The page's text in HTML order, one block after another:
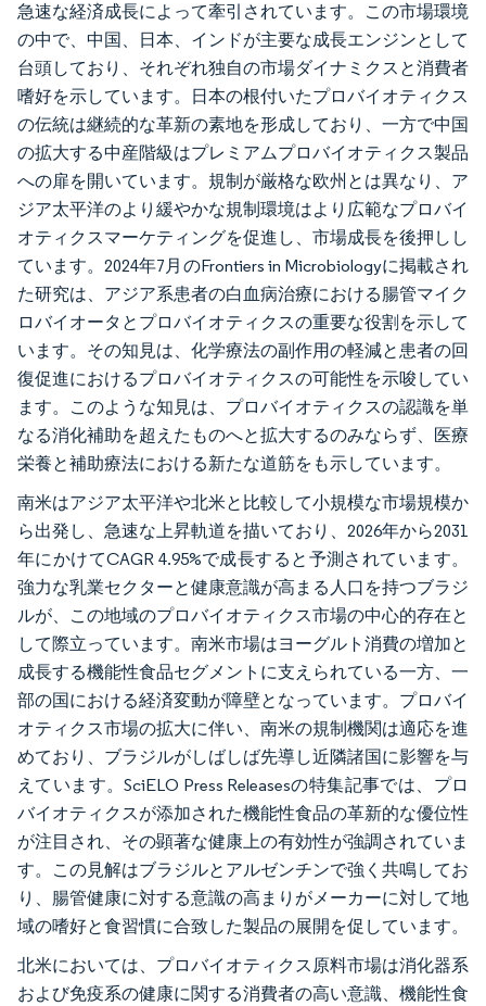
急速な経済成長によって牽引されています。この市場環境
の中で、中国、日本、インドが主要な成長エンジンとして
台頭しており、それぞれ独自の市場ダイナミクスと消費者
嗜好を示しています。日本の根付いたプロバイオティクス
の伝統は継続的な革新の素地を形成しており、一方で中国
の拡大する中産階級はプレミアムプロバイオティクス製品
への扉を開いています。規制が厳格な欧州とは異なり、ア
ジア太平洋のより緩やかな規制環境はより広範なプロバイ
オティクスマーケティングを促進し、市場成長を後押しし
ています。2024年7月のFrontiers in Microbiologyに掲載され
た研究は、アジア系患者の白血病治療における腸管マイク
ロバイオータとプロバイオティクスの重要な役割を示して
います。その知見は、化学療法の副作用の軽減と患者の回
復促進におけるプロバイオティクスの可能性を示唆してい
ます。このような知見は、プロバイオティクスの認識を単
なる消化補助を超えたものへと拡大するのみならず、医療
栄養と補助療法における新たな道筋をも示しています。
南米はアジア太平洋や北米と比較して小規模な市場規模か
ら出発し、急速な上昇軌道を描いており、2026年から2031
年にかけてCAGR 4.95%で成長すると予測されています。
強力な乳業セクターと健康意識が高まる人口を持つブラジ
ルが、この地域のプロバイオティクス市場の中心的存在と
して際立っています。南米市場はヨーグルト消費の増加と
成長する機能性食品セグメントに支えられている一方、一
部の国における経済変動が障壁となっています。プロバイ
オティクス市場の拡大に伴い、南米の規制機関は適応を進
めており、ブラジルがしばしば先導し近隣諸国に影響を与
えています。SciELO Press Releasesの特集記事では、プロ
バイオティクスが添加された機能性食品の革新的な優位性
が注目され、その顕著な健康上の有効性が強調されていま
す。この見解はブラジルとアルゼンチンで強く共鳴してお
り、腸管健康に対する意識の高まりがメーカーに対して地
域の嗜好と食習慣に合致した製品の展開を促しています。
北米においては、プロバイオティクス原料市場は消化器系
および免疫系の健康に関する消費者の高い意識、機能性食